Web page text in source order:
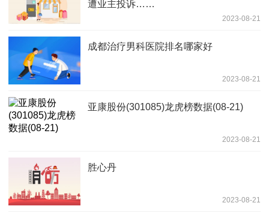
遭业主投诉……
2023-08-21
成都治疗男科医院排名哪家好
2023-08-21
亚康股份(301085)龙虎榜数据(08-21)
2023-08-21
胜心丹
2023-08-21